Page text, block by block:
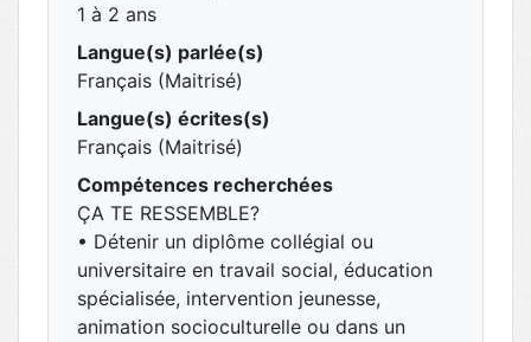
1 à 2 ans
Langue(s) parlée(s)
Français (Maitrisé)
Langue(s) écrites(s)
Français (Maitrisé)
Compétences recherchées
ÇA TE RESSEMBLE?
• Détenir un diplôme collégial ou
universitaire en travail social, éducation
spécialisée, intervention jeunesse,
animation socioculturelle ou dans un